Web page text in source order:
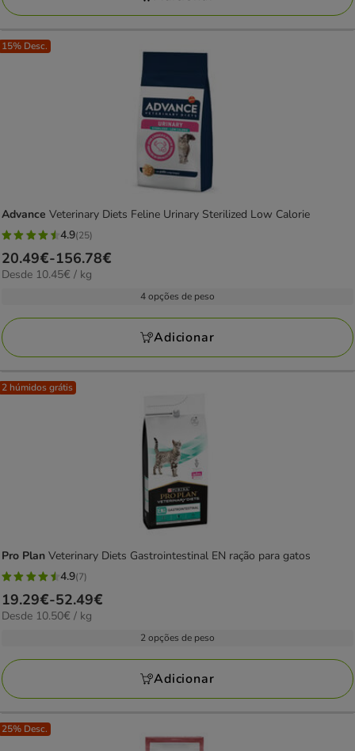
15% Desc.
Advance Veterinary Diets Feline Urinary Sterilized Low Calorie
4.9
estrelas
com
avaliações
4.9(25)
Preço
de
156.78€
20.49€-156.78€
10.45€
Desde 10.45€ / kg
4 opções de peso
Adicionar
2 húmidos grátis
Pro Plan Veterinary Diets Gastrointestinal EN ração para gatos
4.9
estrelas
com
avaliações
4.9(7)
Preço
de
52.49€
19.29€-52.49€
10.50€
Desde 10.50€ / kg
2 opções de peso
Adicionar
25% Desc.